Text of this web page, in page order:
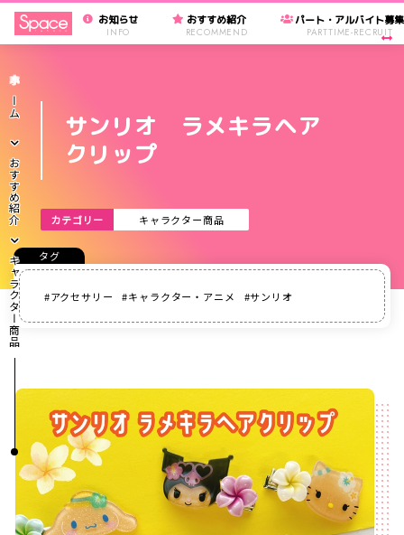
お知らせ
INFO
おすすめ紹介
RECOMMEND
パート・アルバイト募集
PARTTIME-RECRUIT
ホーム
おすすめ紹介
キャラクター商品
サンリオ ラメキラヘア
クリップ
カテゴリー キャラクター商品
アクセサリー キャラクター・アニメ サンリオ